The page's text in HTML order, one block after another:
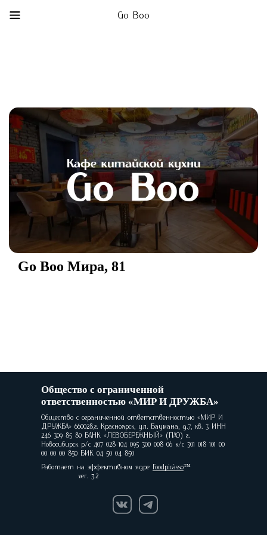
Go Boo
Go Boo Мира, 81
Общество с ограниченной
ответственностью «МИР И ДРУЖБА»
Общество с ограниченной ответственностью «МИР И
ДРУЖБА» 660028,г. Красноярск, ул. Баумана, д.7, кв. 3 ИНН
246 309 85 80 БАНК «ЛЕВОБЕРЕЖНЫЙ» (ПАО) г.
Новосибирск р/с 407 028 104 095 300 008 06 к/с 301 018 101 00
00 00 00 850 БИК 04 50 04 850
Работает на эффективном ядре Foodpicásso
ver. 3.2